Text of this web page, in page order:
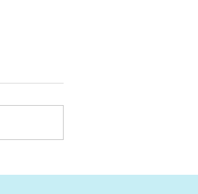
an der 10. SWISS CLASSIC